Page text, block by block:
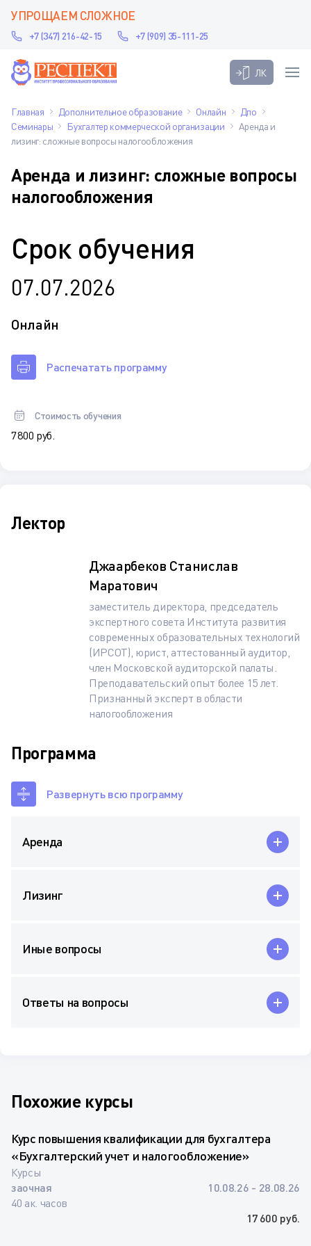
УПРОЩАЕМ СЛОЖНОЕ
+7 (347) 216-42-15 +7 (909) 35-111-25
ЛК
Главная Дополнительное образование Онлайн
Дпо
Семинары
Бухгалтер коммерческой организации
Аренда и
лизинг: сложные вопросы налогообложения
Аренда и лизинг: сложные вопросы
налогообложения
Срок обучения
07.07.2026
Онлайн
Распечатать программу
Стоимость обучения
7 800 руб.
Лектор
Джаарбеков Станислав
Маратович
заместитель директора, председатель
экспертного совета Института развития
современных образовательных технологий
(ИРСОТ), юрист, аттестованный аудитор,
член Московской аудиторской палаты.
Преподавательский опыт более 15 лет.
Признанный эксперт в области
налогообложения
Программа
Развернуть всю программу
Аренда
Лизинг
Иные вопросы
Ответы на вопросы
Похожие курсы
Курс повышения квалификации для бухгалтера
«Бухгалтерский учет и налогообложение»
Курсы
заочная
40 ак. часов
10.08.26 - 28.08.26
17 600 руб.